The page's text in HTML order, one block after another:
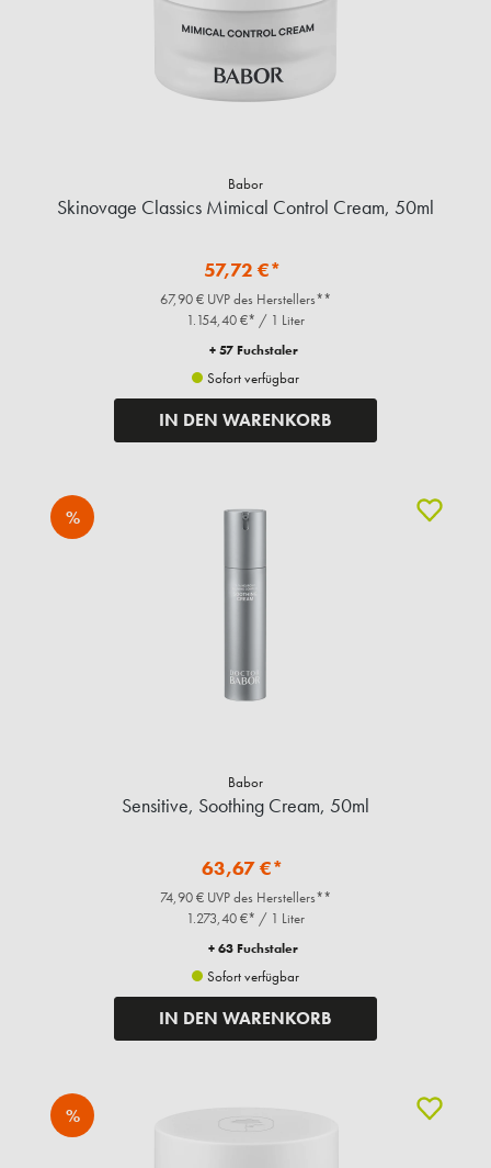
Babor
Skinovage Classics Mimical Control Cream, 50ml
57,72 €*
67,90 € UVP des Herstellers**
1.154,40 €* / 1 Liter
+ 57 Fuchstaler
Sofort verfügbar
IN DEN WARENKORB
%
Babor
Sensitive, Soothing Cream, 50ml
63,67 €*
74,90 € UVP des Herstellers**
1.273,40 €* / 1 Liter
+ 63 Fuchstaler
Sofort verfügbar
IN DEN WARENKORB
%